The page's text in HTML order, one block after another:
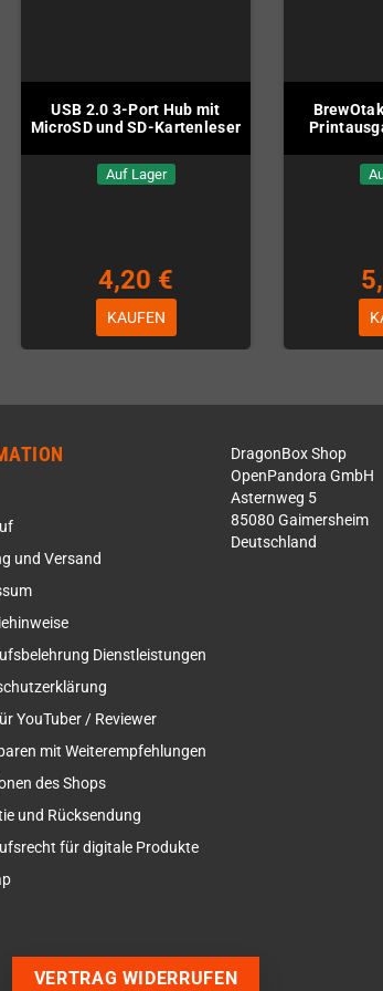
USB 2.0 3-Port Hub mit
MicroSD und SD-Kartenleser
Auf Lager
4,20 €
KAUFEN
und Versand
Dienstleistungen
YouTuber / Reviewer
mit Weiterempfehlungen
des Shops
und Rücksendung
für digitale Produkte
DragonBox Shop
OpenPandora GmbH
Asternweg 5
85080 Gaimersheim
Deutschland
VERTRAG WIDERRUFEN